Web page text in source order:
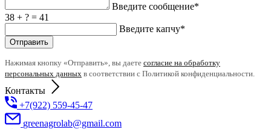
Введите сообщение*
38 + ? = 41
Введите капчу*
Отправить
Нажимая кнопку «Отправить», вы даете согласие на обработку
персональных данных в соответствии с Политикой конфиденциальности.
Контакты
+7(922) 559-45-47
greenagrolab@gmail.com